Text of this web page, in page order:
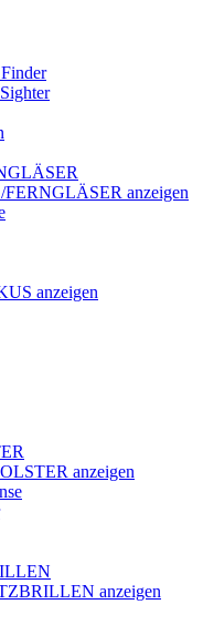
anzeigen
anzeigen
anzeigen
anzeigen